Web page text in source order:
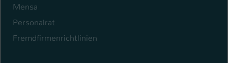
Mensa
Personalrat
Fremdfirmenrichtlinien